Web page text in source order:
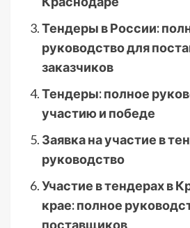
Тендеры в России:
руководство для
заказчиков
Тендеры: полное
участию и победе
Заявка на участие в
руководство
Участие в тендерах в
крае: полное
поставщиков